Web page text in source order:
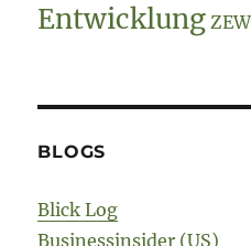
Entwicklung ZEW
BLOGS
Blick Log
Businessinsider (US)